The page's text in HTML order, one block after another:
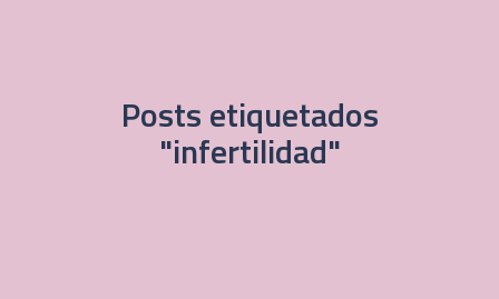
Posts etiquetados
"infertilidad"